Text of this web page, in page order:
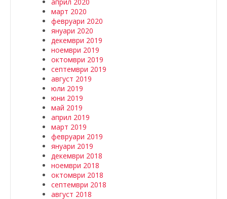
март 2020
февруари 2020
януари 2020
декември 2019
ноември 2019
октомври 2019
септември 2019
август 2019
юли 2019
юни 2019
май 2019
април 2019
март 2019
февруари 2019
януари 2019
декември 2018
ноември 2018
октомври 2018
септември 2018
август 2018